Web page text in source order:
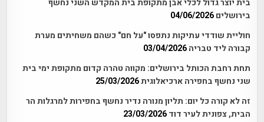
בירושלים 04/06/2026
חוליית שודדי עתיקות נתפסו "על חם" כשהם משחיתים מערת
קבורה ליד טבריה 03/04/2026
תחת רחבת הכותל בירושלים: מקווה טהרה קדום מתקופת ימי בית
שני נחשף בחפירה ארכיאלוגית25/03/2026
זה לא קורה כל יום: תליון מנורה נדיר נחשף בחפירות למרגלות הר
הבית, צפונית לעיר דוד 23/03/2026